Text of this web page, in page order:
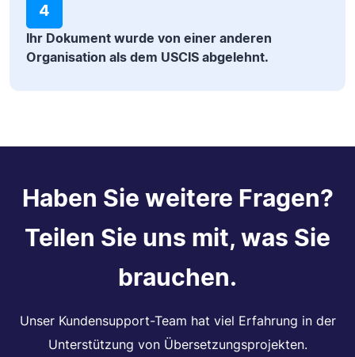
4
Ihr Dokument wurde von einer anderen
Organisation als dem USCIS abgelehnt.
Haben Sie weitere Fragen?
Teilen Sie uns mit, was Sie
brauchen.
Unser Kundensupport-Team hat viel Erfahrung in der
Unterstützung von Übersetzungsprojekten.